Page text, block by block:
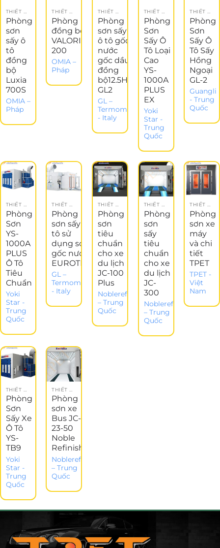
Phòng
sơn
sấy ô
tô
đồng
bộ
Luxia
700S
OMIA –
Pháp
Phòng
đồng bộ
VALORIA
200
OMIA –
Pháp
Phòng
sơn sấy
ô tô gốc
nước
gốc dầu
đồng
bộ12.5HP
GL2
GL –
Termomeccanica
- Italy
Phòng
Sơn
Sấy Ô
Tô Loại
Cao
YS-
1000A
PLUS
EX
Yoki
Star -
Trung
Quốc
Phòng
Sơn
Sấy Ô
Tô Sấy
Hồng
Ngoại
GL-2
Guangli
- Trung
Quốc
THIẾT BỊ GARAGE
Phòng
Sơn
YS-
1000A
PLUS
Ô Tô
Tiêu
Chuẩn
Yoki
Star -
Trung
Quốc
THIẾT BỊ GARAGE
Phòng
sơn sấy ô-
tô sử
dụng sơn
gốc nước
EUROTEK
GL –
Termomeccanica
- Italy
THIẾT BỊ ĐỒNG SƠN
Phòng
sơn
tiêu
chuẩn
cho xe
du lịch
JC-100
Plus
Noblerefinish
– Trung
Quốc
THIẾT BỊ ĐỒNG SƠN
Phòng
sơn
sấy
tiêu
chuẩn
cho xe
du lịch
JC-
300
Noblerefinish
– Trung
Quốc
THIẾT BỊ GARAGE
Phòng
sơn xe
máy
và chi
tiết
TPET
TPET -
Việt
Nam
Phòng
Sơn
Sấy Xe
Ô Tô
YS-
TB9
Yoki
Star -
Trung
Quốc
Phòng
sơn xe
Bus JC-
23-50
Noble
Refinish
Noblerefinish
– Trung
Quốc